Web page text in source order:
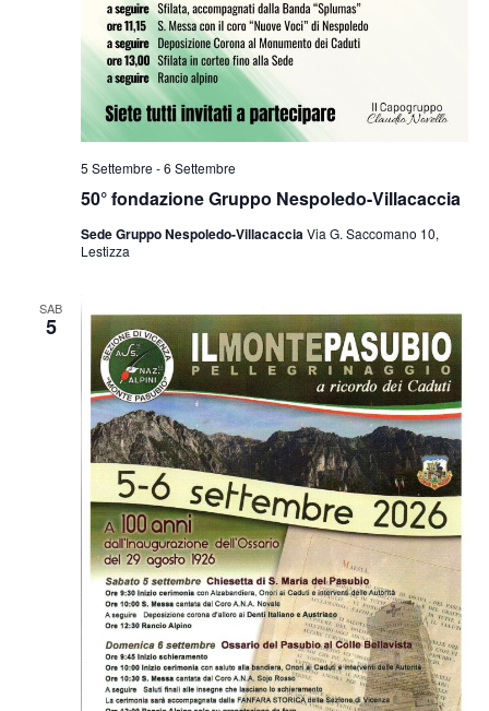
50° fondazione Gruppo Nespoledo-Villacaccia
5 Settembre -6 Settembre
Sede Gruppo Nespoledo-VillacacciaVia G. Saccomano 10,
Lestizza
SAB
5